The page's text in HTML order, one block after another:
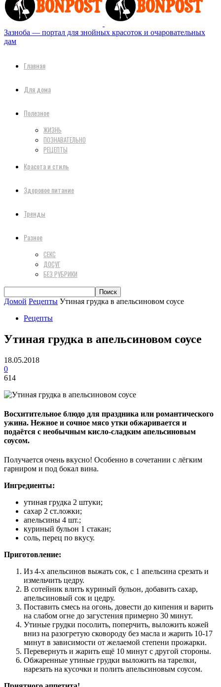
Зазноба — портал для знойных красоток и очаровательных
дам
Главная
Для дома
Полезное
ЖИЗНЬ
ПОЗНАВАТЕЛЬНО
РЕЦЕПТЫ
Красота и стиль
Здоровое питание
Тренды
Разное
СЕКС
ДОСУГ
БЕЗ РУБРИКИ
Домой Рецепты Утиная грудка в апельсиновом соусе
Рецепты
Утиная грудка в апельсиновом соусе
18.05.2018
0
614
Восхитительное блюдо для праздника или романтического
ужина. Нежное и сочное мясо утки обжаривается и
подаётся с необычным кисло-сладким апельсиновым
соусом.
Получается очень вкусно! Особенно в сочетании с лёгким
гарниром и под бокал вина.
Ингредиенты:
утиная грудка 2 штуки;
сахар 2 ст.ложки;
апельсины 4 шт.;
куриный бульон 1 стакан;
соль, перец по вкусу.
Приготовление:
Из 4-х апельсинов выжать сок, с 1 апельсина срезать и
измельчить цедру.
В сотейник влить куриный бульон, добавить сахар,
апельсиновый сок и цедру.
Поставить смесь на огонь, довести до кипения и варить
на слабом огне до загустения примерно 30 минут.
Утиные грудки посолить, поперчить, выложить кожей
вниз на разогретую сковороду без масла и жарить 10-17
минут в зависимости от желаемой степени прожарки.
Перевернуть и жарить ещё 10 минут с другой стороны.
Обжаренные утиные грудки выложить на тарелки,
нарезать на кусочки и полить апельсиновым соусом.​​